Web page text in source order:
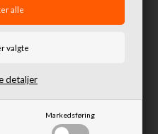
Markedsføring
detaljer
O-ring for udlufteskrue